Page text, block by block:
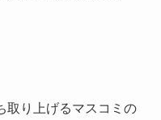
取り上げるマスコミの